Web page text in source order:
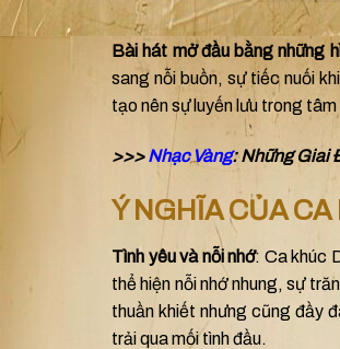
Bài hát mở đầu bằng những
sang nỗi buồn, sự tiếc nuối
tạo nên sự luyến lưu trong
>>>Nhạc Vàng: Những Giai
Ý NGHĨA CỦA
Tình yêu và nỗi nhớ: Ca khúc
thể hiện nỗi nhớ nhung, sự
thuần khiết nhưng cũng đầy
trải qua mối tình đầu.